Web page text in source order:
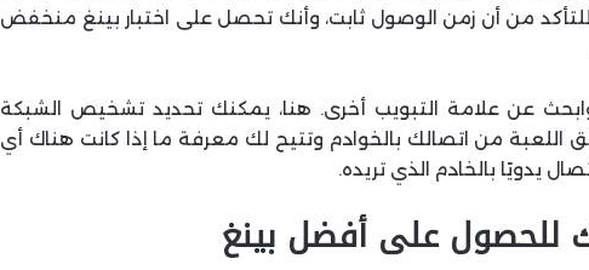
للتأكد من أن زمن الوصول ثابت، وأنك تحصل على اختبار بينغ منخفض
وابحث عن علامة التبويب أخرى. هنا، يمكنك تحديد تشخيص الشبكة
اللعبة من اتصالك بالخوادم وتتيح لك معرفة ما إذا كانت هناك أي
يدويًا بالخادم الذي تريده.
للحصول على أفضل بينغ